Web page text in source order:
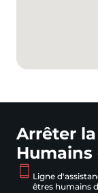
Arrêter
Ligne
êtres humains